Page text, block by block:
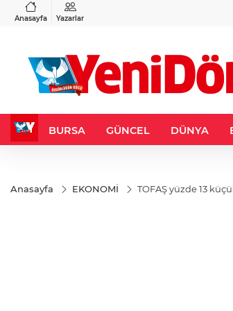
Anasayfa Yazarlar
%0,27
BURSA GÜNCEL DÜNYA
Anasayfa EKONOMİ TOFAŞ yüzde 13